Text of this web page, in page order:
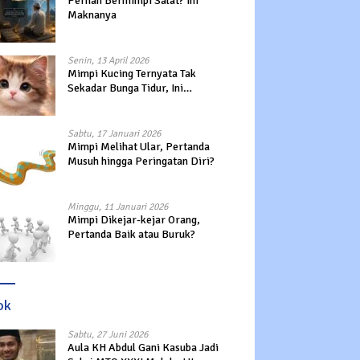
Maknanya
Senin, 13 April 2026
Mimpi Kucing Ternyata Tak
Sekadar Bunga Tidur, Ini
Sabtu, 17 Januari 2026
Mimpi Melihat Ular, Pertanda
Musuh hingga Peringatan Diri?
Minggu, 11 Januari 2026
Mimpi Dikejar-kejar Orang,
Pertanda Baik atau Buruk?
Sabtu, 27 Juni 2026
Aula KH Abdul Gani Kasuba Jadi